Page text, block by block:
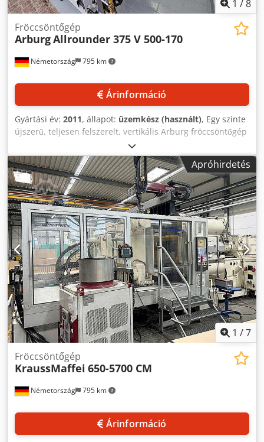
1 /8
Németország 795 km
Fröccsöntőgép
ArburgAllrounder 375 V 500-170
Árinformáció
Gyártási év: 2011, állapot: üzemkész (használt), Egy szinte
újszerű, teljesen felszerelt, vertikális Arburg fröccsöntőgép
érhető el egy laborból, ahol a plasztifikáló egységét soha
nem használták. Záróerő: 500 kN, nyitóerő: 30 kN, nyitási
út: 250 mm, kitolóerő: 30 kN, kitolóút: 70 mm, csigaátmérő:
25 mm / 30 mm / 35 mm, fúvóka szorítóereje: 50 kN, fúvóka
hátrálási útja: 210 mm, fűtőteljesítmény: 9 kW, fűtőzónák
száma: 5, granuláttartály térfogata: 25 l, technológiai szint:
T2, forgóasztal átmérője: 900 mm. Gép méretei (X/Y/Z): kb.
3400 mm / 2050 mm / 3500 mm, tömeg: kb. 4200 kg,
üzemóra: 9201 h, gépciklusok: kb. 120 000. A gépet
kizárólag kompozit anyagokhoz, mint például karbon és
kevlár használták. Dokumentáció rendelkezésre áll.
Helyszíni megtekintés lehetséges. Dedpfezd Ehxjx Adqekr
Apróhirdetés
1 /7
Németország 795 km
Fröccsöntőgép
KraussMaffei 650-5700 CM
Árinformáció